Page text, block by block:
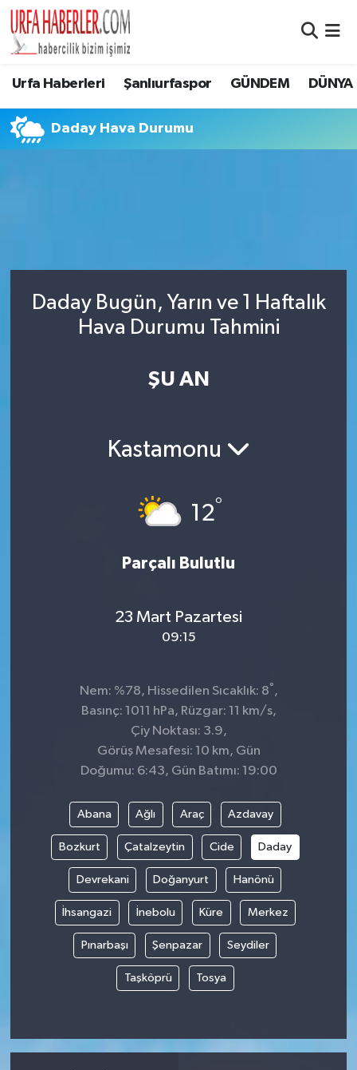
Urfa Haberleri Şanlıurfaspor GÜNDEM DÜNYA
Daday Hava Durumu
Daday Bugün, Yarın ve 1 Haftalık
Hava Durumu Tahmini
ŞU AN
Kastamonu
12°
Parçalı Bulutlu
23 Mart Pazartesi
09:15
Nem: %78, Hissedilen Sıcaklık: 8°,
Basınç: 1011 hPa, Rüzgar: 11 km/s,
Çiy Noktası: 3.9,
Görüş Mesafesi: 10 km, Gün
Doğumu: 6:43, Gün Batımı: 19:00
Abana Ağlı Araç Azdavay
Bozkurt Çatalzeytin Cide Daday
Devrekani Doğanyurt Hanönü
İhsangazi İnebolu Küre Merkez
Pınarbaşı Şenpazar Seydiler
Taşköprü Tosya
Şanlıurfa Nöbetçi Eczaneler
Son Dakika Haberleri